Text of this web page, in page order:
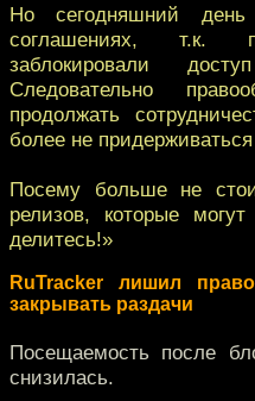
Но сегодняшний
соглашениях, т.к.
заблокировали
Следовательно
продолжать
более не придерживаться
Посему больше не
релизов, которые
делитесь!»
RuTracker лишил
закрывать раздачи
Посещаемость после
снизилась.